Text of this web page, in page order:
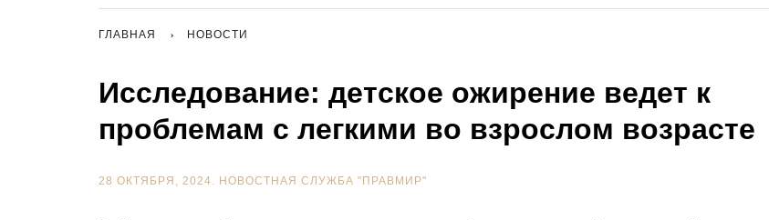
ГЛАВНАЯ НОВОСТИ
Исследование: детское ожирение ведет к
проблемам с легкими во взрослом возрасте
28 ОКТЯБРЯ, 2024. НОВОСТНАЯ СЛУЖБА "ПРАВМИР"